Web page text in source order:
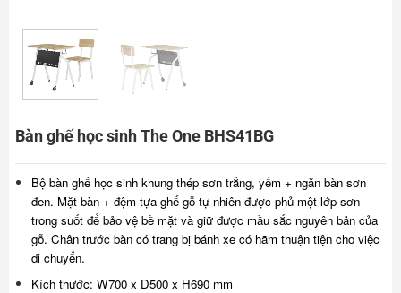
Bàn ghế học sinh The One BHS41BG
Bộ bàn ghế học sinh khung thép sơn trắng, yếm + ngăn bàn sơn
đen. Mặt bàn + đệm tựa ghế gỗ tự nhiên được phủ một lớp sơn
trong suốt để bảo vệ bề mặt và giữ được mầu sắc nguyên bản của
gỗ. Chân trước bàn có trang bị bánh xe có hãm thuận tiện cho việc
di chuyển.
Kích thước: W700 x D500 x H690 mm